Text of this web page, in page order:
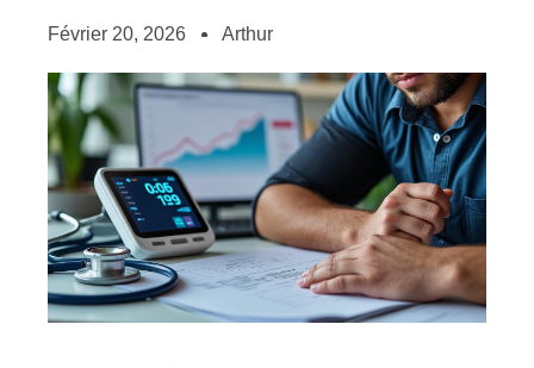
Février 20, 2026 Arthur